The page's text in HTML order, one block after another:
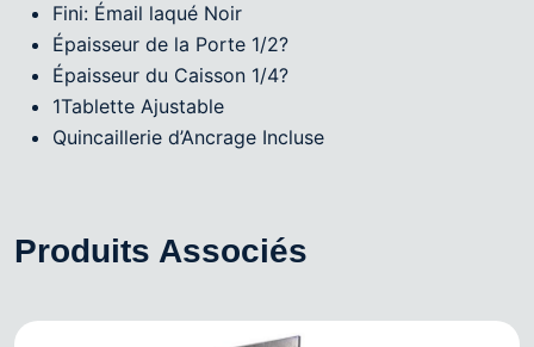
Fini: Émail laqué Noir
Épaisseur de la Porte 1/2?
Épaisseur du Caisson 1/4?
1Tablette Ajustable
Quincaillerie d’Ancrage Incluse
Produits Associés